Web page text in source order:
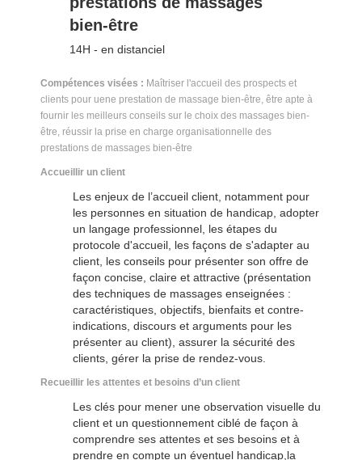
bien-être
14H - en distanciel
Compétences visées : Maîtriser l'accueil des prospects et
clients pour uene prestation de massage bien-être, être apte à
fournir les meilleurs conseils sur le choix des massages bien-
être, réussir la prise en charge organisationnelle des
prestations de massages bien-être
Accueillir un client
Les enjeux de l’accueil client, notamment pour
les personnes en situation de handicap, adopter
un langage professionnel, les étapes du
protocole d'accueil, les façons de s'adapter au
client, les conseils pour présenter son offre de
façon concise, claire et attractive (présentation
des techniques de massages enseignées :
caractéristiques, objectifs, bienfaits et contre-
indications, discours et arguments pour les
présenter au client), assurer la sécurité des
clients, gérer la prise de rendez-vous.
Recueillir les attentes et besoins d’un client
Les clés pour mener une observation visuelle du
client et un questionnement ciblé de façon à
comprendre ses attentes et ses besoins et à
prendre en compte un éventuel handicap,la